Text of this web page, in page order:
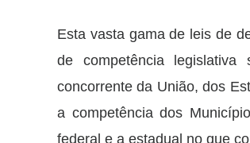
Esta vasta gama de leis de
de competência
concorrente da União, dos
a competência dos
federal e a estadual no que